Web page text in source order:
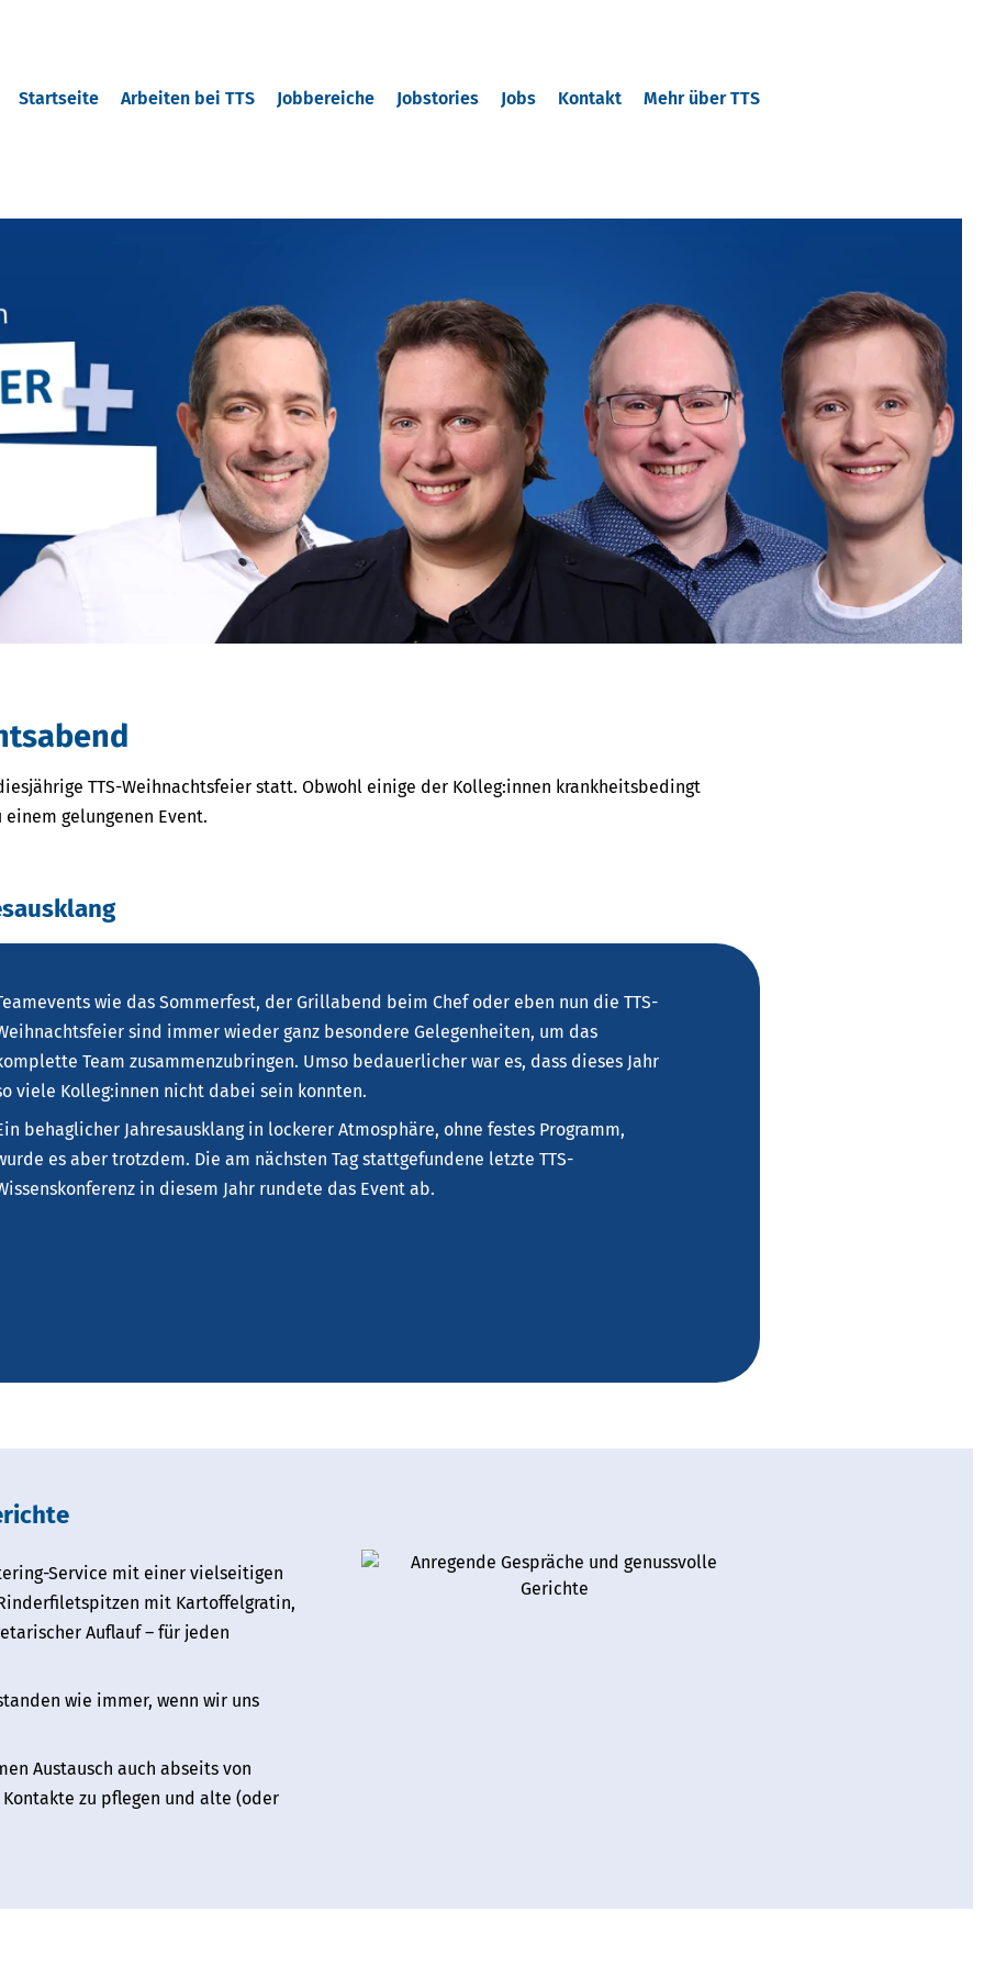
Startseite Arbeiten bei TTS Jobbereiche Jobstories Jobs Kontakt Mehr über TTS
TTS-Weihnachtsfeier statt. Obwohl einige der Kolleg:innen krankheitsbedingt
gelungenen Event.
wie das Sommerfest, der Grillabend beim Chef oder eben nun die TTS-
sind immer wieder ganz besondere Gelegenheiten, um das
Team zusammenzubringen. Umso bedauerlicher war es, dass dieses Jahr
viele Kolleg:innen nicht dabei sein konnten.
behaglicher Jahresausklang in lockerer Atmosphäre, ohne festes Programm,
es aber trotzdem. Die am nächsten Tag stattgefundene letzte TTS-
in diesem Jahr rundete das Event ab.
Service mit einer vielseitigen
mit Kartoffelgratin,
Auflauf – für jeden
wie immer, wenn wir uns
Austausch auch abseits von
zu pflegen und alte (oder